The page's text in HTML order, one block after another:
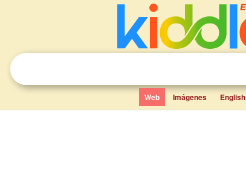
Web Imágenes English